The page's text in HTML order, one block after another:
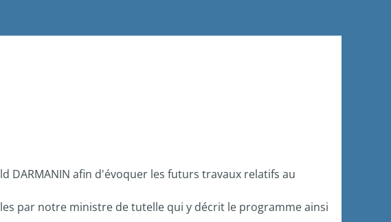
DARMANIN afin d'évoquer les futurs travaux relatifs au
par notre ministre de tutelle qui y décrit le programme ainsi